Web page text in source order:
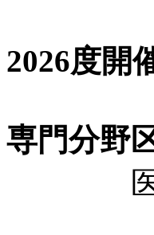
2026度開
専門分野
医学/